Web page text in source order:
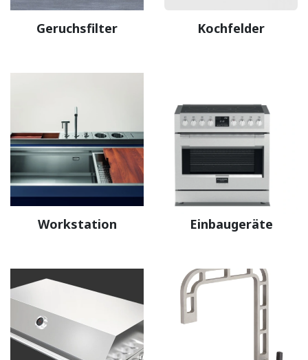
Geruchsfilter Kochfelder
Workstation Einbaugeräte